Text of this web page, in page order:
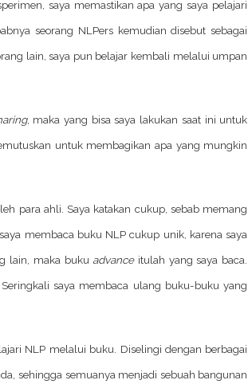
saya memastikan apa yang saya pelajari
seorang NLPers kemudian disebut sebagai
lain, saya pun belajar kembali melalui umpan
, maka yang bisa saya lakukan saat ini untuk
untuk membagikan apa yang mungkin
para ahli. Saya katakan cukup, sebab memang
membaca buku NLP cukup unik, karena saya
lain, maka buku advance itulah yang saya baca.
saya membaca ulang buku-buku yang
NLP melalui buku. Diselingi dengan berbagai
sehingga semuanya menjadi sebuah bangunan